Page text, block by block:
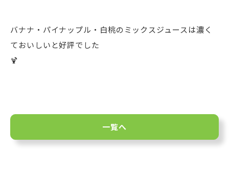
バナナ・パイナップル・白桃のミックスジュースは濃く
ておいしいと好評でした
一覧へ